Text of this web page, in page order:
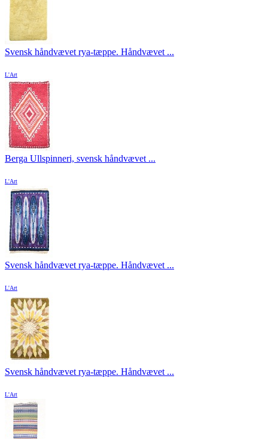
Svensk håndvævet rya-tæppe. Håndvævet ...
L'Art
Berga Ullspinneri, svensk håndvævet ...
L'Art
Svensk håndvævet rya-tæppe. Håndvævet ...
L'Art
Svensk håndvævet rya-tæppe. Håndvævet ...
L'Art